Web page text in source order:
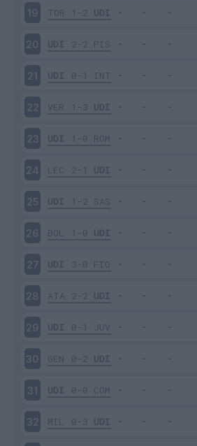
19 TOR 1-2 UDI
20 UDI 2-2 PIS
21 UDI 0-1 INT
22 VER 1-3 UDI
23 UDI 1-0 ROM
24 LEC 2-1 UDI
25 UDI 1-2 SAS
26 BOL 1-0 UDI
27 UDI 3-0 FIO
28 ATA 2-2 UDI
29 UDI 0-1 JUV
30 GEN 0-2 UDI
31 UDI 0-0 COM
32 MIL 0-3 UDI